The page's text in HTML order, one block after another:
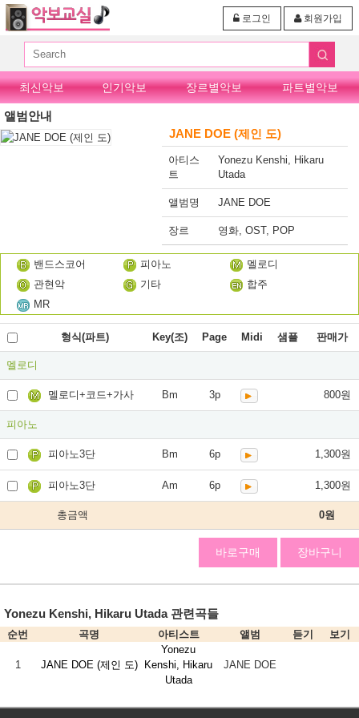
회원가입
로그인
최신악보 인기악보 장르별악보 파트별악보
앨범안내
JANE DOE (제인 도)
아티스
트
Yonezu Kenshi, Hikaru
Utada
앨범명 JANE DOE
장르 영화, OST, POP
밴드스코어 피아노
멜로디
관현악
기타
합주
MR
형식(파트) Key(조) Page Midi 샘플 판매가
멜로디
멜로디+코드+가사 Bm 3p 800원
피아노
피아노3단 Bm 6p 1,300원
피아노3단 Am 6p 1,300원
총금액 0원
바로구매 장바구니
Yonezu Kenshi, Hikaru Utada 관련곡들
순번 곡명 아티스트 앨범 듣기 보기
1 JANE DOE (제인 도)
Yonezu
Kenshi, Hikaru
Utada
JANE DOE